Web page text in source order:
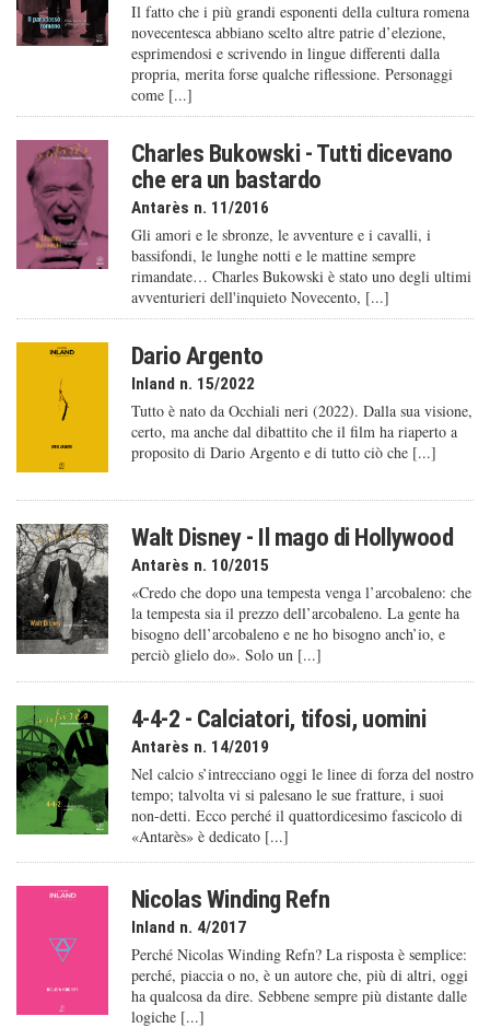
Il fatto che i più grandi esponenti della cultura romena
novecentesca abbiano scelto altre patrie d’elezione,
esprimendosi e scrivendo in lingue differenti dalla
propria, merita forse qualche riflessione. Personaggi
come [...]
Charles Bukowski - Tutti dicevano
che era un bastardo
Antarès n. 11/2016
Gli amori e le sbronze, le avventure e i cavalli, i
bassifondi, le lunghe notti e le mattine sempre
rimandate… Charles Bukowski è stato uno degli ultimi
avventurieri dell'inquieto Novecento, [...]
Dario Argento
Inland n. 15/2022
Tutto è nato da Occhiali neri (2022). Dalla sua visione,
certo, ma anche dal dibattito che il film ha riaperto a
proposito di Dario Argento e di tutto ciò che [...]
Walt Disney - Il mago di Hollywood
Antarès n. 10/2015
«Credo che dopo una tempesta venga l’arcobaleno: che
la tempesta sia il prezzo dell’arcobaleno. La gente ha
bisogno dell’arcobaleno e ne ho bisogno anch’io, e
perciò glielo do». Solo un [...]
4-4-2 - Calciatori, tifosi, uomini
Antarès n. 14/2019
Nel calcio s’intrecciano oggi le linee di forza del nostro
tempo; talvolta vi si palesano le sue fratture, i suoi
non-detti. Ecco perché il quattordicesimo fascicolo di
«Antarès» è dedicato [...]
Nicolas Winding Refn
Inland n. 4/2017
Perché Nicolas Winding Refn? La risposta è semplice:
perché, piaccia o no, è un autore che, più di altri, oggi
ha qualcosa da dire. Sebbene sempre più distante dalle
logiche [...]